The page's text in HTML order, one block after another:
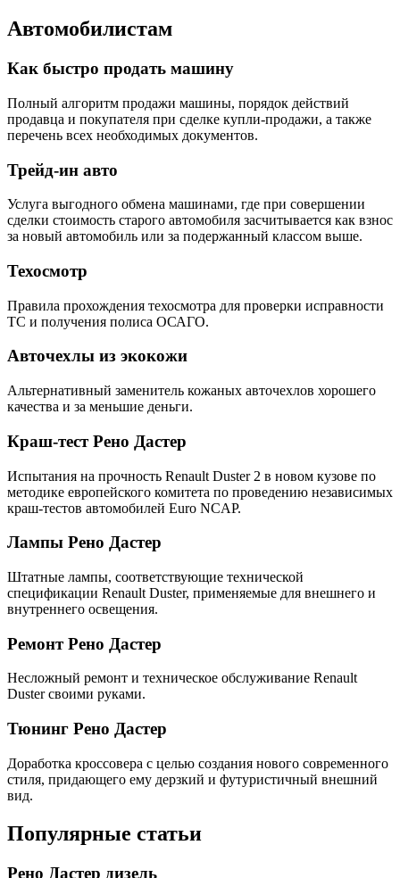
Автомобилистам
Как быстро продать машину
Полный алгоритм продажи машины, порядок действий
продавца и покупателя при сделке купли-продажи, а также
перечень всех необходимых документов.
Трейд-ин авто
Услуга выгодного обмена машинами, где при совершении
сделки стоимость старого автомобиля засчитывается как взнос
за новый автомобиль или за подержанный классом выше.
Техосмотр
Правила прохождения техосмотра для проверки исправности
ТС и получения полиса ОСАГО.
Авточехлы из экокожи
Альтернативный заменитель кожаных авточехлов хорошего
качества и за меньшие деньги.
Краш-тест Рено Дастер
Испытания на прочность Renault Duster 2 в новом кузове по
методике европейского комитета по проведению независимых
краш-тестов автомобилей Euro NCAP.
Лампы Рено Дастер
Штатные лампы, соответствующие технической
спецификации Renault Duster, применяемые для внешнего и
внутреннего освещения.
Ремонт Рено Дастер
Несложный ремонт и техническое обслуживание Renault
Duster своими руками.
Тюнинг Рено Дастер
Доработка кроссовера с целью создания нового современного
стиля, придающего ему дерзкий и футуристичный внешний
вид.
Популярные статьи
Рено Дастер дизель